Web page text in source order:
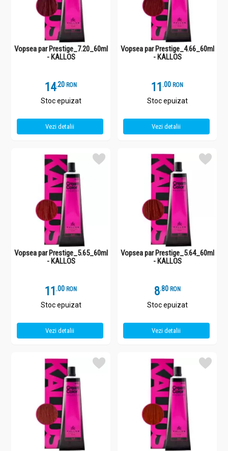
Vopsea par Prestige_7.20_60ml
- KALLOS
14.2 RON
Stoc epuizat
Vezi detalii
Vopsea par Prestige_4.66_60ml
- KALLOS
11 .0 RON
Stoc epuizat
Vezi detalii
Vopsea par Prestige_5.65_60ml
- KALLOS
11 .0 RON
Stoc epuizat
Vezi detalii
Vopsea par Prestige_5.64_60ml
- KALLOS
8.8 RON
Stoc epuizat
Vezi detalii